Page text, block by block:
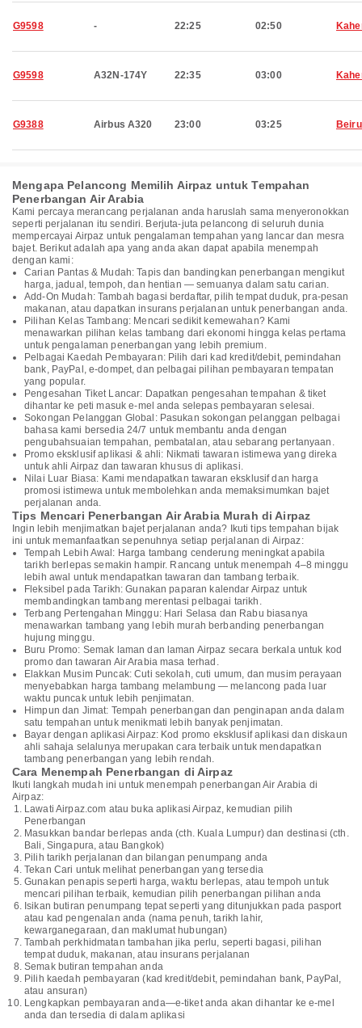
G9598 - 22:25 02:50
G9598 A32N-174Y 22:35 03:00
G9388 Airbus A320 23:00 03:25
Mengapa Pelancong Memilih Airpaz untuk Tempahan
Penerbangan Air Arabia
Kami percaya merancang perjalanan anda haruslah sama menyeronokkan
seperti perjalanan itu sendiri. Berjuta-juta pelancong di seluruh dunia
mempercayai Airpaz untuk pengalaman tempahan yang lancar dan mesra
bajet. Berikut adalah apa yang anda akan dapat apabila menempah
dengan kami:
Carian Pantas & Mudah: Tapis dan bandingkan penerbangan mengikut
harga, jadual, tempoh, dan hentian — semuanya dalam satu carian.
Add-On Mudah: Tambah bagasi berdaftar, pilih tempat duduk, pra-pesan
makanan, atau dapatkan insurans perjalanan untuk penerbangan anda.
Pilihan Kelas Tambang: Mencari sedikit kemewahan? Kami
menawarkan pilihan kelas tambang dari ekonomi hingga kelas pertama
untuk pengalaman penerbangan yang lebih premium.
Pelbagai Kaedah Pembayaran: Pilih dari kad kredit/debit, pemindahan
bank, PayPal, e-dompet, dan pelbagai pilihan pembayaran tempatan
yang popular.
Pengesahan Tiket Lancar: Dapatkan pengesahan tempahan & tiket
dihantar ke peti masuk e-mel anda selepas pembayaran selesai.
Sokongan Pelanggan Global: Pasukan sokongan pelanggan pelbagai
bahasa kami bersedia 24/7 untuk membantu anda dengan
pengubahsuaian tempahan, pembatalan, atau sebarang pertanyaan.
Promo eksklusif aplikasi & ahli: Nikmati tawaran istimewa yang direka
untuk ahli Airpaz dan tawaran khusus di aplikasi.
Nilai Luar Biasa: Kami mendapatkan tawaran eksklusif dan harga
promosi istimewa untuk membolehkan anda memaksimumkan bajet
perjalanan anda.
Tips Mencari Penerbangan Air Arabia Murah di Airpaz
Ingin lebih menjimatkan bajet perjalanan anda? Ikuti tips tempahan bijak
ini untuk memanfaatkan sepenuhnya setiap perjalanan di Airpaz:
Tempah Lebih Awal: Harga tambang cenderung meningkat apabila
tarikh berlepas semakin hampir. Rancang untuk menempah 4–8 minggu
lebih awal untuk mendapatkan tawaran dan tambang terbaik.
Fleksibel pada Tarikh: Gunakan paparan kalendar Airpaz untuk
membandingkan tambang merentasi pelbagai tarikh.
Terbang Pertengahan Minggu: Hari Selasa dan Rabu biasanya
menawarkan tambang yang lebih murah berbanding penerbangan
hujung minggu.
Buru Promo: Semak laman dan laman Airpaz secara berkala untuk kod
promo dan tawaran Air Arabia masa terhad.
Elakkan Musim Puncak: Cuti sekolah, cuti umum, dan musim perayaan
menyebabkan harga tambang melambung — melancong pada luar
waktu puncak untuk lebih penjimatan.
Himpun dan Jimat: Tempah penerbangan dan penginapan anda dalam
satu tempahan untuk menikmati lebih banyak penjimatan.
Bayar dengan aplikasi Airpaz: Kod promo eksklusif aplikasi dan diskaun
ahli sahaja selalunya merupakan cara terbaik untuk mendapatkan
tambang penerbangan yang lebih rendah.
Cara Menempah Penerbangan di Airpaz
Ikuti langkah mudah ini untuk menempah penerbangan Air Arabia di
Airpaz:
Lawati Airpaz.com atau buka aplikasi Airpaz, kemudian pilih
Penerbangan
Masukkan bandar berlepas anda (cth. Kuala Lumpur) dan destinasi (cth.
Bali, Singapura, atau Bangkok)
Pilih tarikh perjalanan dan bilangan penumpang anda
Tekan Cari untuk melihat penerbangan yang tersedia
Gunakan penapis seperti harga, waktu berlepas, atau tempoh untuk
mencari pilihan terbaik, kemudian pilih penerbangan pilihan anda
Isikan butiran penumpang tepat seperti yang ditunjukkan pada pasport
atau kad pengenalan anda (nama penuh, tarikh lahir,
kewarganegaraan, dan maklumat hubungan)
Tambah perkhidmatan tambahan jika perlu, seperti bagasi, pilihan
tempat duduk, makanan, atau insurans perjalanan
Semak butiran tempahan anda
Pilih kaedah pembayaran (kad kredit/debit, pemindahan bank, PayPal,
atau ansuran)
Lengkapkan pembayaran anda—e-tiket anda akan dihantar ke e-mel
anda dan tersedia di dalam aplikasi